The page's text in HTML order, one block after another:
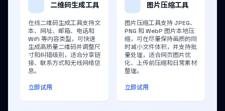
二维码生成工具
在线二维码生成工具支持文
本、网址、邮箱、电话和
WiFi 等内容类型，可快速
生成高质量二维码并调整尺
寸和纠错级别，适合分享链
接、联系方式和无线网络信
息。
立即试用
图片压缩工具
图片压缩工具支持 JPEG、
PNG 和 WebP 图片本地压
缩，可在尽量保持画质的同
时减小文件体积，并支持批
量处理，适合网页图片优
化、上传前压缩和日常素材
整理。
立即试用